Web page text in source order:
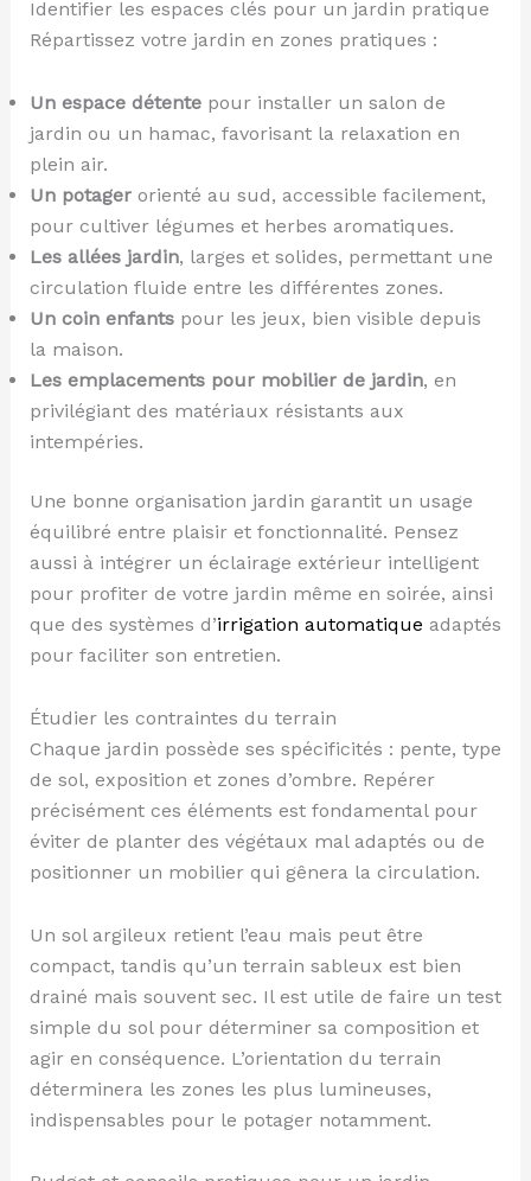
Identifier les espaces clés pour un jardin pratique
Répartissez votre jardin en zones pratiques :
Un espace détentepour installer un salon de
jardin ou un hamac, favorisant la relaxation en
plein air.
Un potagerorienté au sud, accessible facilement,
pour cultiver légumes et herbes aromatiques.
Les allées jardin, larges et solides, permettant une
circulation fluide entre les différentes zones.
Un coin enfantspour les jeux, bien visible depuis
la maison.
Les emplacements pour mobilier de jardin, en
privilégiant des matériaux résistants aux
intempéries.
Une bonne organisation jardin garantit un usage
équilibré entre plaisir et fonctionnalité. Pensez
aussi à intégrer un éclairage extérieur intelligent
pour profiter de votre jardin même en soirée, ainsi
que des systèmes d’irrigation automatique adaptés
pour faciliter son entretien.
Étudier les contraintes du terrain
Chaque jardin possède ses spécificités : pente, type
de sol, exposition et zones d’ombre. Repérer
précisément ces éléments est fondamental pour
éviter de planter des végétaux mal adaptés ou de
positionner un mobilier qui gênera la circulation.
Un sol argileux retient l’eau mais peut être
compact, tandis qu’un terrain sableux est bien
drainé mais souvent sec. Il est utile de faire un test
simple du sol pour déterminer sa composition et
agir en conséquence. L’orientation du terrain
déterminera les zones les plus lumineuses,
indispensables pour le potager notamment.